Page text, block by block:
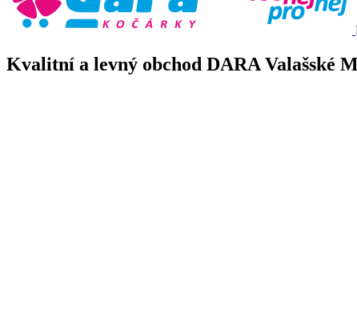
Kvalitní a levný obchod DARA Valašské